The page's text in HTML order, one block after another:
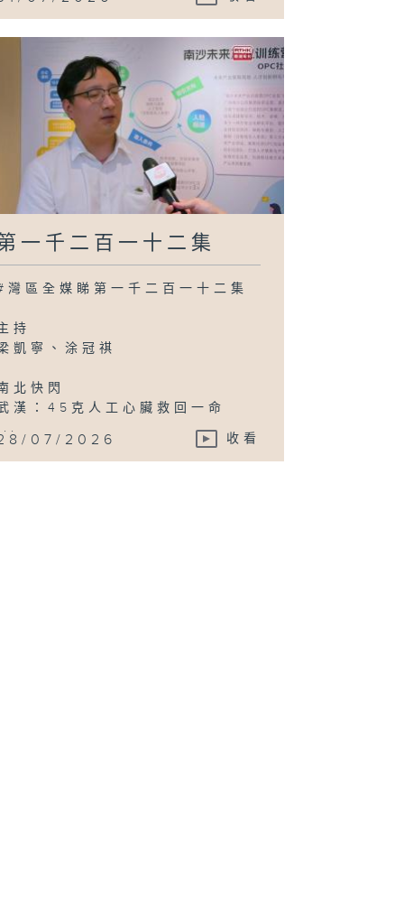
一千二百一十二集
灣區全媒睇第一千二百一十二集
持
凱寧、涂冠祺
北快閃
漢：45克人工心臟救回一命
07/2026 收看